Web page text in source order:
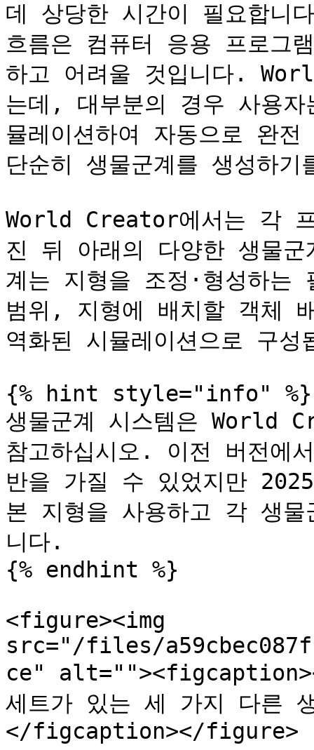
데 상당한 시간이 필요합니
흐름은 컴퓨터 응용 프로그
하고 어려울 것입니다.
는데, 대부분의 경우 사용
뮬레이션하여 자동으로 완
단순히 생물군계를 생성하
World Creator에서는 각
진 뒤 아래의 다양한 생물
계는 지형을 조정·형성하
범위, 지형에 배치할 객체
역화된 시뮬레이션으로 구성
{% hint style="info" %}
생물군계 시스템은 World
참고하십시오. 이전 버전에
반을 가질 수 있었지만
본 지형을 사용하고 각 생
니다.
{% endhint %}
<figure><img
src="/files/
ce"
세트가 있는 세 가지 다른
</figcaption></figure>